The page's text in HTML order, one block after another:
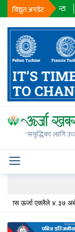
विद्युत अपडेट
मे.वा.घन्टा ट्रिपिङ :
"समृद्धिका लागि
जलविद्युत्
सोलार
वायु
बायोग्यास
पेट्रोलियम
अन्तर्राष्ट्रिय
ऊर्जा एक्लैले ४.३७ अर्बको